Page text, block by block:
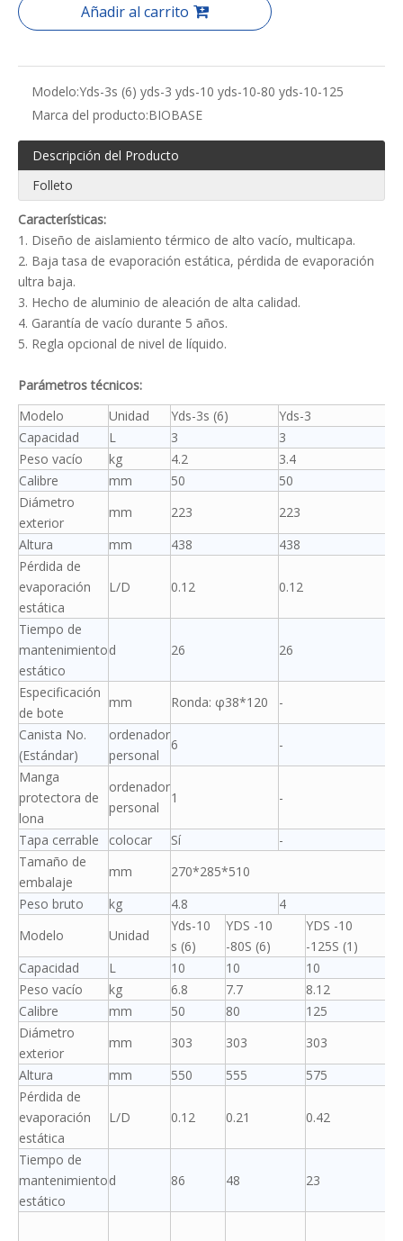
Añadir al carrito
Modelo:Yds-3s (6) yds-3 yds-10 yds-10-80 yds-10-125
Marca del producto:BIOBASE
Descripción del Producto
Folleto
Características:
1. Diseño de aislamiento térmico de alto vacío, multicapa.
2. Baja tasa de evaporación estática, pérdida de evaporación
ultra baja.
3. Hecho de aluminio de aleación de alta calidad.
4. Garantía de vacío durante 5 años.
5. Regla opcional de nivel de líquido.
Parámetros técnicos:
Modelo
Unidad Yds-3s (6)
Yds-3
Capacidad
L 3
3
Peso vacío
kg 4.2
3.4
Calibre
mm 50
50
Diámetro
exterior
mm 223
223
Altura
mm 438
438
Pérdida de
evaporación
estática
L/D 0.12 0.12
Tiempo de
mantenimiento
estático
d 26 26
Especificación
de bote
mm Ronda: φ38*120
-
Canista No.
(Estándar)
ordenador
personal
6
-
Manga
protectora de
lona
ordenador
personal
1 -
Tapa cerrable colocar Sí
-
Tamaño de
embalaje
mm
270*285*510
Peso bruto
kg 4.8
4
Modelo
Unidad
Yds-10
s (6)
YDS -10
-80S (6)
YDS -10
-125S (1)
Capacidad
L 10 10 10
Peso vacío
kg 6.8 7.7 8.12
Calibre
mm 50 80 125
Diámetro
exterior
mm 303 303 303
Altura
mm 550 555 575
Pérdida de
evaporación
estática
L/D 0.12 0.21 0.42
Tiempo de
mantenimiento
estático
d 86 48 23